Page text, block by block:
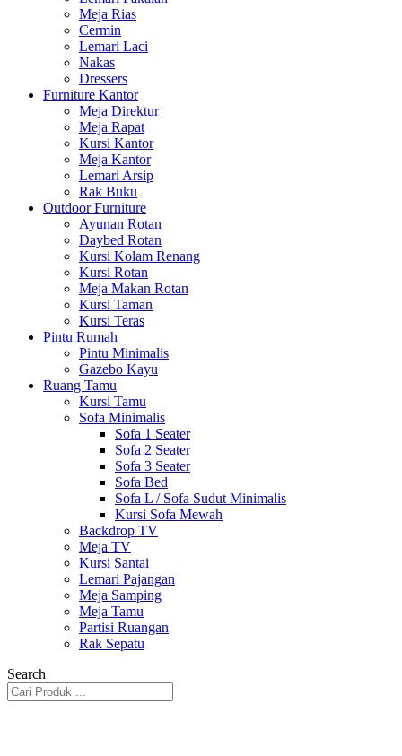
Meja Rias
Cermin
Lemari Laci
Nakas
Dressers
Furniture Kantor
Meja Direktur
Meja Rapat
Kursi Kantor
Meja Kantor
Lemari Arsip
Rak Buku
Outdoor Furniture
Ayunan Rotan
Daybed Rotan
Kursi Kolam Renang
Kursi Rotan
Meja Makan Rotan
Kursi Taman
Kursi Teras
Pintu Rumah
Pintu Minimalis
Gazebo Kayu
Ruang Tamu
Kursi Tamu
Sofa Minimalis
Sofa 1 Seater
Sofa 2 Seater
Sofa 3 Seater
Sofa Bed
Sofa L / Sofa Sudut Minimalis
Kursi Sofa Mewah
Backdrop TV
Meja TV
Kursi Santai
Lemari Pajangan
Meja Samping
Meja Tamu
Partisi Ruangan
Rak Sepatu
Search